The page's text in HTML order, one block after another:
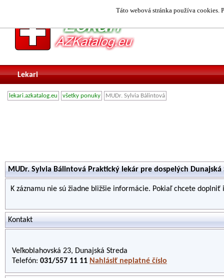
Táto webová stránka používa cookies.
Lekari
lekari.azkatalog.eu všetky ponuky MUDr. Sylvia Bálintová
MUDr. Sylvia Bálintová Praktický lekár pre dospelých Dunajská
K záznamu nie sú žiadne bližšie informácie. Pokiaľ chcete
Kontakt
Veľkoblahovská 23, Dunajská Streda
Telefón: 031/557 11 11 Nahlásiť neplatné číslo